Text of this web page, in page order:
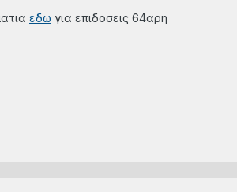
εδω για επιδοσεις 64αρη